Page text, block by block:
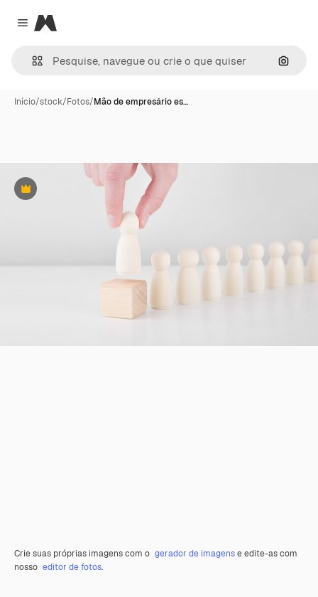
Close menu
Magnific
Início/stock/Fotos/Mão de empresário es…
Premium
Crie suas próprias imagens com o gerador de imagense edite-as com
nosso editor de fotos.